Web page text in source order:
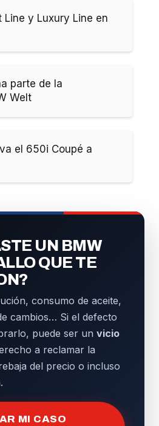
Line y Luxury Line en
parte de la
Welt
el 650i Coupé a
UN BMW
QUE TE
consumo de aceite,
cambios… Si el defecto
puede ser un vicio
a reclamar la
del precio o incluso
MI CASO